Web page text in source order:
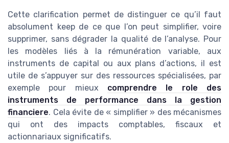
Cette clarification permet de distinguer ce qu’il faut
absolument keep de ce que l’on peut simplifier, voire
supprimer, sans dégrader la qualité de l’analyse. Pour
les modèles liés à la rémunération variable, aux
instruments de capital ou aux plans d’actions, il est
utile de s’appuyer sur des ressources spécialisées, par
exemple pour mieux comprendre le role des
instruments de performance dans la gestion
financiere. Cela évite de « simplifier » des mécanismes
qui ont des impacts comptables, fiscaux et
actionnariaux significatifs.